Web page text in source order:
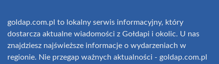
goldap.com.pl to lokalny serwis informacyjny, który
dostarcza aktualne wiadomości z Gołdapi i okolic. U nas
znajdziesz najświeższe informacje o wydarzeniach w
regionie. Nie przegap ważnych aktualności - goldap.com.pl